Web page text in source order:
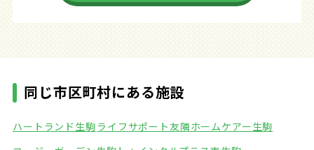
同じ市区町村にある施設
ハートランド生駒ライフサポート友隣ホームケアー生駒